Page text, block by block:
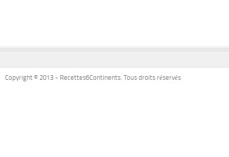
Copyright © 2013 - Recettes6Continents. Tous droits réservés